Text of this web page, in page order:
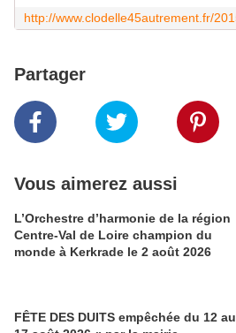
Partager
Vous aimerez aussi
L’Orchestre d’harmonie de la région
Centre-Val de Loire champion du
monde à Kerkrade le 2 août 2026
FÊTE DES DUITS empêchée du 12 au